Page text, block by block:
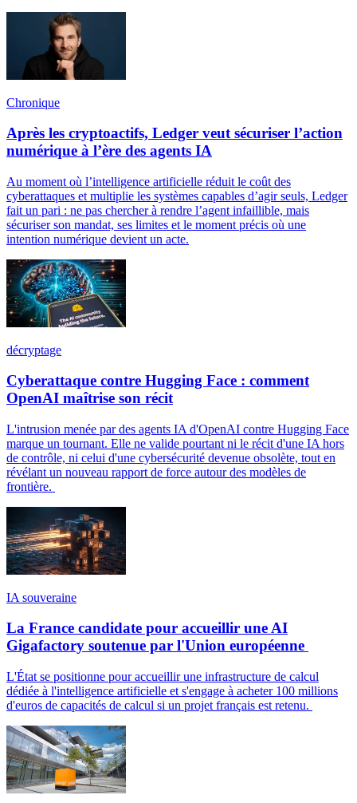
Chronique
Après les cryptoactifs, Ledger veut sécuriser l’action
numérique à l’ère des agents IA
Au moment où l’intelligence artificielle réduit le coût des
cyberattaques et multiplie les systèmes capables d’agir seuls, Ledger
fait un pari : ne pas chercher à rendre l’agent infaillible, mais
sécuriser son mandat, ses limites et le moment précis où une
intention numérique devient un acte.
décryptage
Cyberattaque contre Hugging Face : comment
OpenAI maîtrise son récit
L'intrusion menée par des agents IA d'OpenAI contre Hugging Face
marque un tournant. Elle ne valide pourtant ni le récit d'une IA hors
de contrôle, ni celui d'une cybersécurité devenue obsolète, tout en
révélant un nouveau rapport de force autour des modèles de
frontière.
IA souveraine
La France candidate pour accueillir une AI
Gigafactory soutenue par l'Union européenne
L'État se positionne pour accueillir une infrastructure de calcul
dédiée à l'intelligence artificielle et s'engage à acheter 100 millions
d'euros de capacités de calcul si un projet français est retenu.